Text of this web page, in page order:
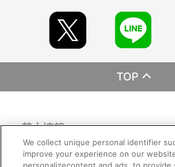
TOP
基本情報
利用規約 特定商取引法に基づく表示 プライバシー
ご利用情報
We collect unique personal identifier
improve your experience on our